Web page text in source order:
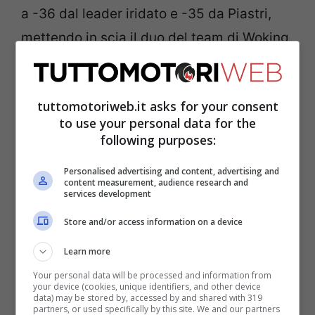
a -36 dal leader iridato e -35 da Piastri,
mettendo in scia il duo del team di Woking.
Nella giornata di oggi, tuttavia, vogliamo
concentrarci su alcuni episodi che nulla
hanno a che vedere con lo sport, ma che
per onor di cronaca vanno analizzati.
scoppiate alcune rissetra tribune e Fan
F1, le orribili scene delle
risse al Gran Premio del
tuttomotoriweb.it asks for your consent
to use your personal data for the
following purposes:
Personalised advertising and content, advertising and
content measurement, audience research and
services development
Store and/or access information on a device
Learn more
Your personal data will be processed and information from
your device (cookies, unique identifiers, and other device
data) may be stored by, accessed by and shared with 319
partners, or used specifically by this site. We and our partners